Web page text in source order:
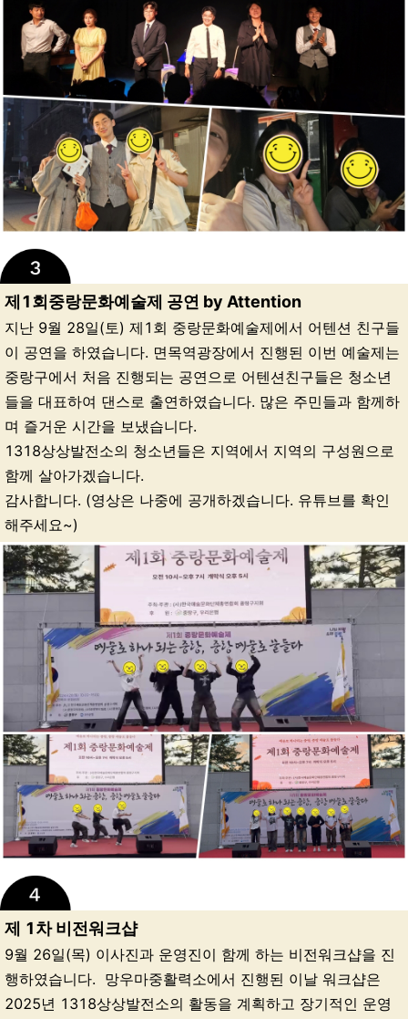
제1회중랑문화예술제 공연 by Attention
지난 9월 28일(토) 제1회 중랑문화예술제에서 어텐션 친구들
이 공연을 하였습니다. 면목역광장에서 진행된 이번 예술제는
중랑구에서 처음 진행되는 공연으로 어텐션친구들은 청소년
들을 대표하여 댄스로 출연하였습니다. 많은 주민들과 함께하
며 즐거운 시간을 보냈습니다.
1318상상발전소의 청소년들은 지역에서 지역의 구성원으로
함께 살아가겠습니다.
감사합니다. (영상은 나중에 공개하겠습니다. 유튜브를 확인
해주세요~)
제 1차 비전워크샵
9월 26일(목) 이사진과 운영진이 함께 하는 비전워크샵을 진
행하였습니다. 망우마중활력소에서 진행된 이날 워크샵은
2025년 1318상상발전소의 활동을 계획하고 장기적인 운영